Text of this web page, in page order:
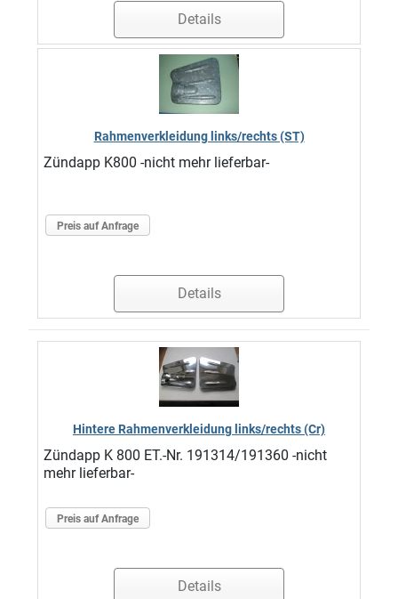
Details
Rahmenverkleidung links/rechts (ST)
Zündapp K800 -nicht mehr lieferbar-
Preis auf Anfrage
Details
Hintere Rahmenverkleidung links/rechts (Cr)
Zündapp K 800 ET.-Nr. 191314/191360 -nicht
mehr lieferbar-
Preis auf Anfrage
Details